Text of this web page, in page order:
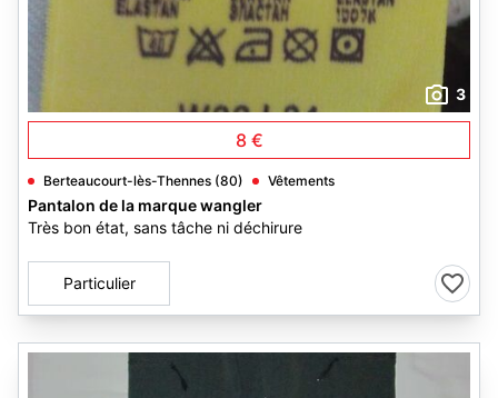
3
8 €
Berteaucourt-lès-Thennes (80) Vêtements
Pantalon de la marque wangler
Très bon état, sans tâche ni déchirure
Particulier